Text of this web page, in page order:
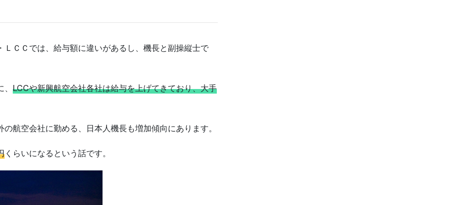
ＣＣでは、給与額に違いがあるし、機長と副操縦士で
LCCや新興航空会社各社は給与を上げてきており、大手
航空会社に勤める、日本人機長も増加傾向にあります。
くらいになるという話です。